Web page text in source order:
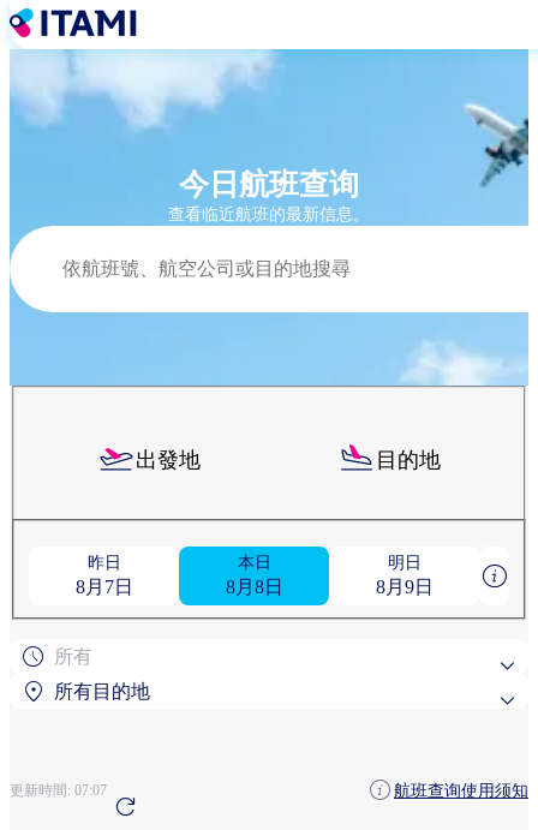
移
至
內
容
今日航班查询
查看临近航班的最新信息。
出發地 目的地
昨日
8月7日
本日
8月8日
明日
8月9日
所有
所有目的地
熱門搜尋目的地
更新時間: 07:07 航班查询使用须知